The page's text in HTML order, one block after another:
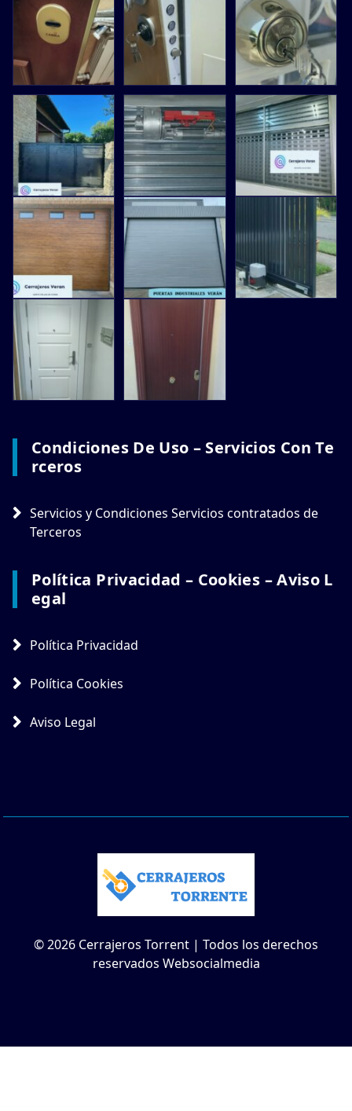
Condiciones De Uso – Servicios Con Te
Rceros
Servicios y Condiciones Servicios contratados de
Terceros
Política Privacidad – Cookies – Aviso L
Egal
Política Privacidad
Política Cookies
Aviso Legal
© 2026 Cerrajeros Torrent | Todos los derechos
reservados Websocialmedia